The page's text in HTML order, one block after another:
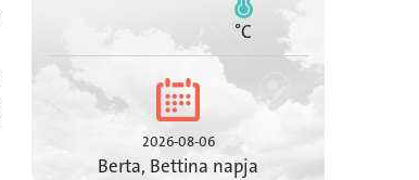
°C
2026-08-06
Berta, Bettina napja